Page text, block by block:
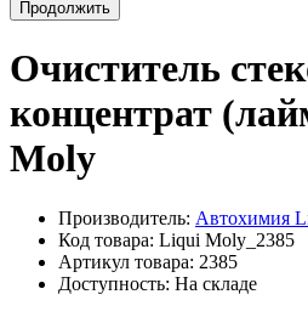
Продолжить
Очиститель
концентрат
Moly
Производитель: Автохимия
Код товара: Liqui Moly_2385
Артикул товара: 2385
Доступность: На складе